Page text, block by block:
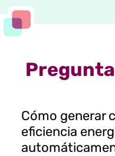
Cómo generar
eficiencia